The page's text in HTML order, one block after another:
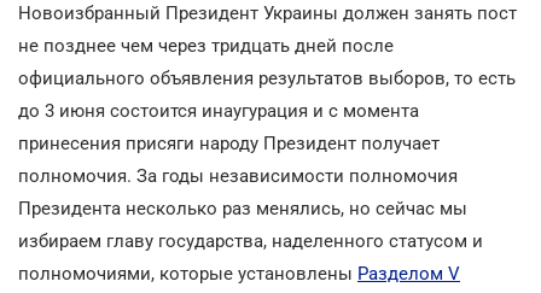
Новоизбранный Президент Украины должен занять пост
не позднее чем через тридцать дней после
официального объявления результатов выборов, то есть
до 3 июня состоится инаугурация и с момента
принесения присяги народу Президент получает
полномочия. За годы независимости полномочия
Президента несколько раз менялись, но сейчас мы
избираем главу государства, наделенного статусом и
полномочиями, которые установлены Разделом V